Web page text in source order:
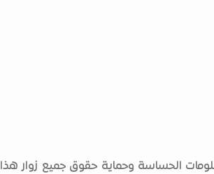
الحساسة وحماية حقوق جميع زوار هذا